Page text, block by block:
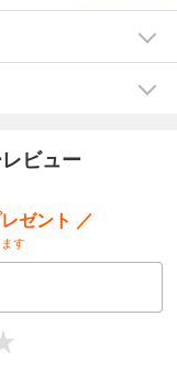
ビュー
ゼント ／
す